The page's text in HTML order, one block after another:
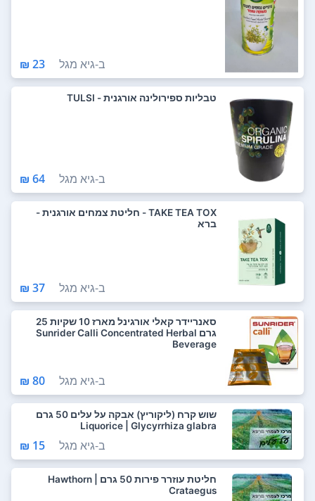
ב-גיא מגל 23 ₪
טבליות ספירולינה אורגנית - TULSI
ב-גיא מגל 64 ₪
TAKE TEA TOX - חליטת צמחים אורגנית -
ברא
ב-גיא מגל 37 ₪
סאנריידר קאלי אורגינל מארז 10 שקיות 25
גרם Sunrider Calli Concentrated Herbal
Beverage
ב-גיא מגל 80 ₪
שוש קרח (ליקוריץ) אבקה על עלים 50 גרם
Liquorice | Glycyrrhiza glabra
ב-גיא מגל 15 ₪
חליטת עוזרר פירות 50 גרם Hawthorn |
Crataegus